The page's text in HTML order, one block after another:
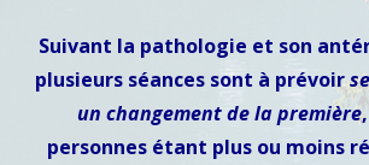
Suivant la pathologie et son
plusieurs séances sont à prévoir
un changement de la première
personnes étant plus ou moins